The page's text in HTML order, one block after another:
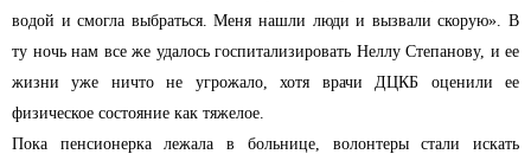
водой и смогла выбраться. Меня нашли люди и вызвали скорую». В
ту ночь нам все же удалось госпитализировать Неллу Степанову, и ее
жизни уже ничто не угрожало, хотя врачи ДЦКБ оценили ее
физическое состояние как тяжелое.
Пока пенсионерка лежала в больнице, волонтеры стали искать